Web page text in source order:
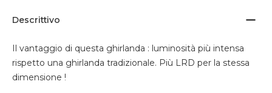
Descrittivo
Il vantaggio di questa ghirlanda : luminosità più intensa
rispetto una ghirlanda tradizionale. Più LRD per la stessa
dimensione !